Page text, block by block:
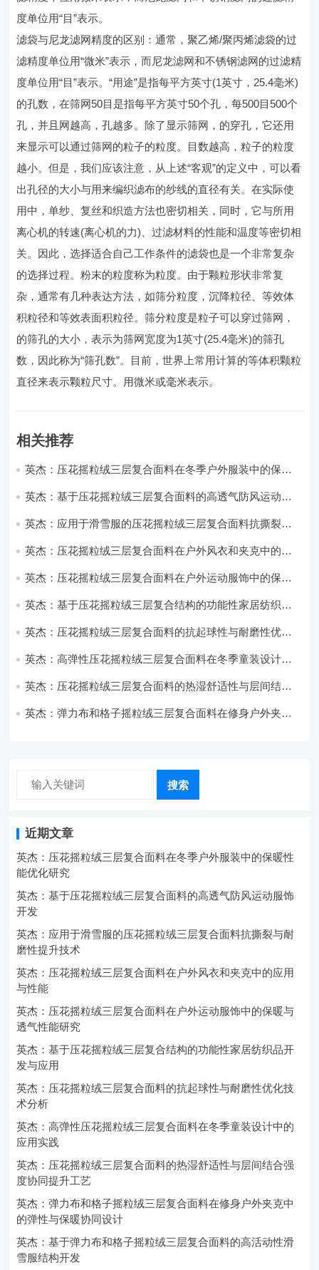
度单位用“目”表示。
滤袋与尼龙滤网精度的区别：通常，聚乙烯/聚丙烯滤袋的过
滤精度单位用“微米”表示，而尼龙滤网和不锈钢滤网的过滤精
度单位用“目”表示。“用途”是指每平方英寸(1英寸，25.4毫米)
的孔数，在筛网50目是指每平方英寸50个孔，每500目500个
孔，并且网越高，孔越多。除了显示筛网，的穿孔，它还用
来显示可以通过筛网的粒子的粒度。目数越高，粒子的粒度
越小。但是，我们应该注意，从上述“客观”的定义中，可以看
出孔径的大小与用来编织滤布的纱线的直径有关。在实际使
用中，单纱、复丝和织造方法也密切相关，同时，它与所用
离心机的转速(离心机的力)、过滤材料的性能和温度等密切相
关。因此，选择适合自己工作条件的滤袋也是一个非常复杂
的选择过程。粉末的粒度称为粒度。由于颗粒形状非常复
杂，通常有几种表达方法，如筛分粒度，沉降粒径、等效体
积粒径和等效表面积粒径。筛分粒度是粒子可以穿过筛网，
的筛孔的大小，表示为筛网宽度为1英寸(25.4毫米)的筛孔
数，因此称为“筛孔数”。目前，世界上常用计算的等体积颗粒
直径来表示颗粒尺寸。用微米或毫米表示。
相关推荐
英杰：压花摇粒绒三层复合面料在冬季户外服装中的保暖
英杰：基于压花摇粒绒三层复合面料的高透气防风运动服
英杰：应用于滑雪服的压花摇粒绒三层复合面料抗撕裂与
英杰：压花摇粒绒三层复合面料在户外风衣和夹克中的应
英杰：压花摇粒绒三层复合面料在户外运动服饰中的保暖
英杰：基于压花摇粒绒三层复合结构的功能性家居纺织品
英杰：压花摇粒绒三层复合面料的抗起球性与耐磨性优化
英杰：高弹性压花摇粒绒三层复合面料在冬季童装设计中
英杰：压花摇粒绒三层复合面料的热湿舒适性与层间结合
英杰：弹力布和格子摇粒绒三层复合面料在修身户外夹克
搜索
近期文章
英杰：压花摇粒绒三层复合面料在冬季户外服装中的保暖性
能优化研究
英杰：基于压花摇粒绒三层复合面料的高透气防风运动服饰
开发
英杰：应用于滑雪服的压花摇粒绒三层复合面料抗撕裂与耐
磨性提升技术
英杰：压花摇粒绒三层复合面料在户外风衣和夹克中的应用
与性能
英杰：压花摇粒绒三层复合面料在户外运动服饰中的保暖与
透气性能研究
英杰：基于压花摇粒绒三层复合结构的功能性家居纺织品开
发与应用
英杰：压花摇粒绒三层复合面料的抗起球性与耐磨性优化技
术分析
英杰：高弹性压花摇粒绒三层复合面料在冬季童装设计中的
应用实践
英杰：压花摇粒绒三层复合面料的热湿舒适性与层间结合强
度协同提升工艺
英杰：弹力布和格子摇粒绒三层复合面料在修身户外夹克中
的弹性与保暖协同设计
英杰：基于弹力布和格子摇粒绒三层复合面料的高活动性滑
雪服结构开发